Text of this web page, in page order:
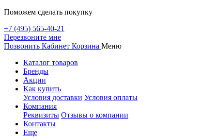
Поможем сделать покупку
+7 (495) 565-40-21
Перезвоните мне
Позвонить Кабинет Корзина Меню
Каталог товаров
Бренды
Акции
Как купить
Условия доставки Условия оплаты
Компания
Реквизиты Отзывы о компании
Контакты
Еще